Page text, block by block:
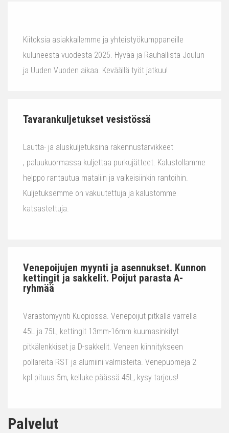
Kiitoksia asiakkailemme ja yhteistyökumppaneille
kuluneesta vuodesta 2025. Hyvää ja Rauhallista Joulun
ja Uuden Vuoden aikaa. Keväällä työt jatkuu!
Tavarankuljetukset vesistössä
Lautta- ja aluskuljetuksina rakennustarvikkeet
, paluukuormassa kuljettaa purkujätteet. Kalustollamme
helppo rantautua mataliin ja vaikeisiinkin rantoihin.
Kuljetuksemme on vakuutettuja ja kalustomme
katsastettuja.
Venepoijujen myynti ja asennukset. Kunnon
kettingit ja sakkelit. Poijut parasta A-
ryhmää
Varastomyynti Kuopiossa. Venepoijut pitkällä varrella
45L ja 75L, kettingit 13mm-16mm kuumasinkityt
pitkälenkkiset ja D-sakkelit. Veneen kiinnitykseen
pollareita RST ja alumiini valmisteita. Venepuomeja 2
kpl pituus 5m, kelluke päässä 45L, kysy tarjous!
Palvelut